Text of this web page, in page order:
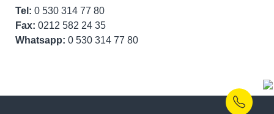
Tel: 0 530 314 77 80
Fax: 0212 582 24 35
Whatsapp: 0 530 314 77 80